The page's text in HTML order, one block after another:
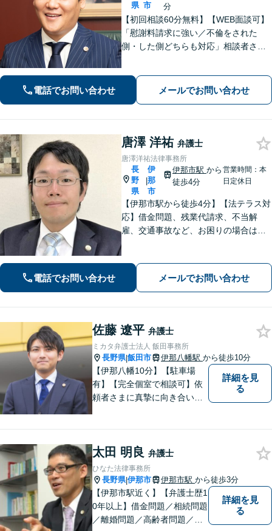
県 市 分
【初回相談60分無料】【WEB面談可】
「慰謝料請求に強い／不倫をされた
側・した側どちらも対応」相談者さま
約書チェック・労務対応など企業法務
の豊富な実績」「事業承継の対応実績
電話でお問い合わせ メールでお問い合わせ
唐澤 洋祐 弁護士
唐澤洋祐法律事務所
長
野
県
|
伊
那
市
伊那市駅 から
徒歩4分
営業時間：本
日定休日
【伊那市駅から徒歩4分】【法テラス対
応】借金問題、残業代請求、不当解
雇、交通事故など、お困りの場合はす
ます!【秘密厳守】【破産管財人】
電話でお問い合わせ メールでお問い合わせ
佐藤 遼平 弁護士
ミカタ弁護士法人 飯田事務所
長野県|飯田市 伊那八幡駅 から徒歩10分
【伊那八幡10分】【駐車場
有】【完全個室で相談可】依
頼者さまに真摯に向き合い、
は日本全国です。 遠方の方は
Web面談や電話でのご連絡が
可能です。
詳細を見
る
太田 明良 弁護士
ひなた法律事務所
長野県|伊那市 伊那市駅 から徒歩3分
【伊那市駅近く】【弁護士歴1
0年以上】借金問題／相続問題
／離婚問題／高齢者問題／相
詳細を見
る